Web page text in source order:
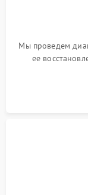
Мы проведем
ее